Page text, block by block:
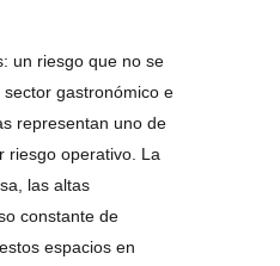
un riesgo que no se
gastronómico e
representan uno de
riesgo operativo. La
las altas
constante de
espacios en